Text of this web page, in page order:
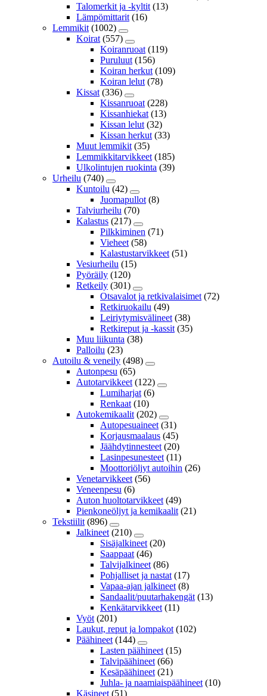
Talomerkit ja -kyltit (13)
Lämpömittarit (16)
Lemmikit (1002)
Koirat (557)
Koiranruoat (119)
Puruluut (156)
Koiran herkut (109)
Koiran lelut (78)
Kissat (336)
Kissanruoat (228)
Kissanhiekat (13)
Kissan lelut (32)
Kissan herkut (33)
Muut lemmikit (35)
Lemmikkitarvikkeet (185)
Ulkolintujen ruokinta (39)
Urheilu (740)
Kuntoilu (42)
Juomapullot (8)
Talviurheilu (70)
Kalastus (217)
Pilkkiminen (71)
Vieheet (58)
Kalastustarvikkeet (51)
Vesiurheilu (15)
Pyöräily (120)
Retkeily (301)
Otsavalot ja retkivalaisimet (72)
Retkiruokailu (49)
Leiriytymisvälineet (38)
Retkireput ja -kassit (35)
Muu liikunta (38)
Palloilu (23)
Autoilu & veneily (498)
Autonpesu (65)
Autotarvikkeet (122)
Lumiharjat (6)
Renkaat (10)
Autokemikaalit (202)
Autopesuaineet (31)
Korjausmaalaus (45)
Jäähdytinnesteet (20)
Lasinpesunesteet (11)
Moottoriöljyt autoihin (26)
Venetarvikkeet (56)
Veneenpesu (6)
Auton huoltotarvikkeet (49)
Pienkoneöljyt ja kemikaalit (21)
Tekstiilit (896)
Jalkineet (210)
Sisäjalkineet (20)
Saappaat (46)
Talvijalkineet (86)
Pohjalliset ja nastat (17)
Vapaa-ajan jalkineet (8)
Sandaalit/puutarhakengät (13)
Kenkätarvikkeet (11)
Vyöt (201)
Laukut, reput ja lompakot (102)
Päähineet (144)
Lasten päähineet (15)
Talvipäähineet (66)
Kesäpäähineet (21)
Juhla- ja naamiaispäähineet (10)
Käsineet (51)